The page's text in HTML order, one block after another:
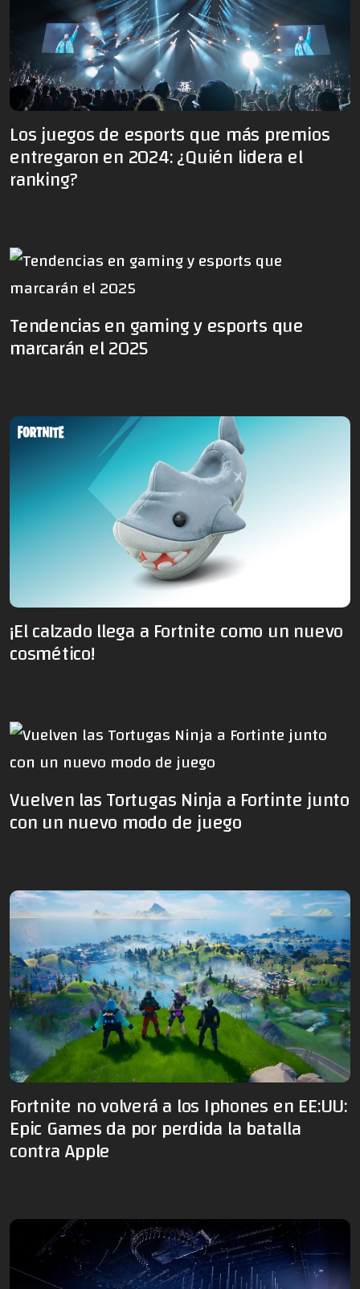
Los juegos de esports que más premios
entregaron en 2024: ¿Quién lidera el
ranking?
Tendencias en gaming y esports que
marcarán el 2025
¡El calzado llega a Fortnite como un nuevo
cosmético!
Vuelven las Tortugas Ninja a Fortinte junto
con un nuevo modo de juego
Fortnite no volverá a los Iphones en EE:UU:
Epic Games da por perdida la batalla
contra Apple